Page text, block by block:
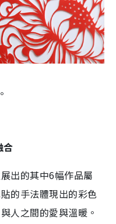
合
出的其中6幅作品屬
的手法體現出的彩色
人之間的愛與溫暖。